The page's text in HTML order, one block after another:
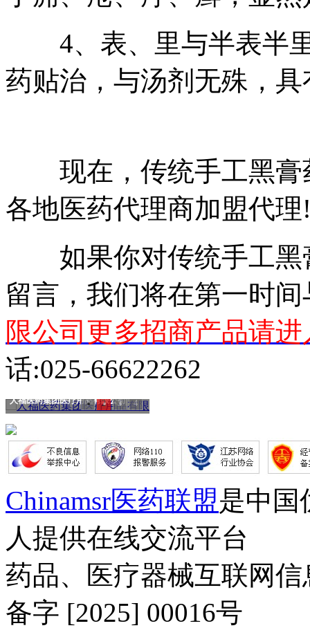
4、表、里与半表半里
药贴治，与汤剂无殊，
现在，传统手工黑膏
各地医药代理商加盟代理
如果你对传统手工黑
留言，我们将在第一时
限公司更多招商产品请
话:025-66622262
人福医药集团医疗用品有限公司
1 2 3 4
Chinamsr医药联盟是中国
人提供在线交流平台
药品、医疗器械互联网
备字 [2025] 00016号